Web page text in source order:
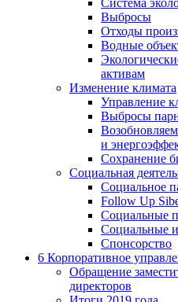
Система
Выбросы
Отходы
Водные
активам
Изменение климата
Управление
Выбросы
и
Сохранение
Социальная
Социальное
Follow Up
Социальные
Социальные
Спонсорство
6 Корпоративное
Обращение
директоров